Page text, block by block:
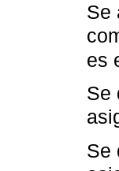
Se
es
Se
Se